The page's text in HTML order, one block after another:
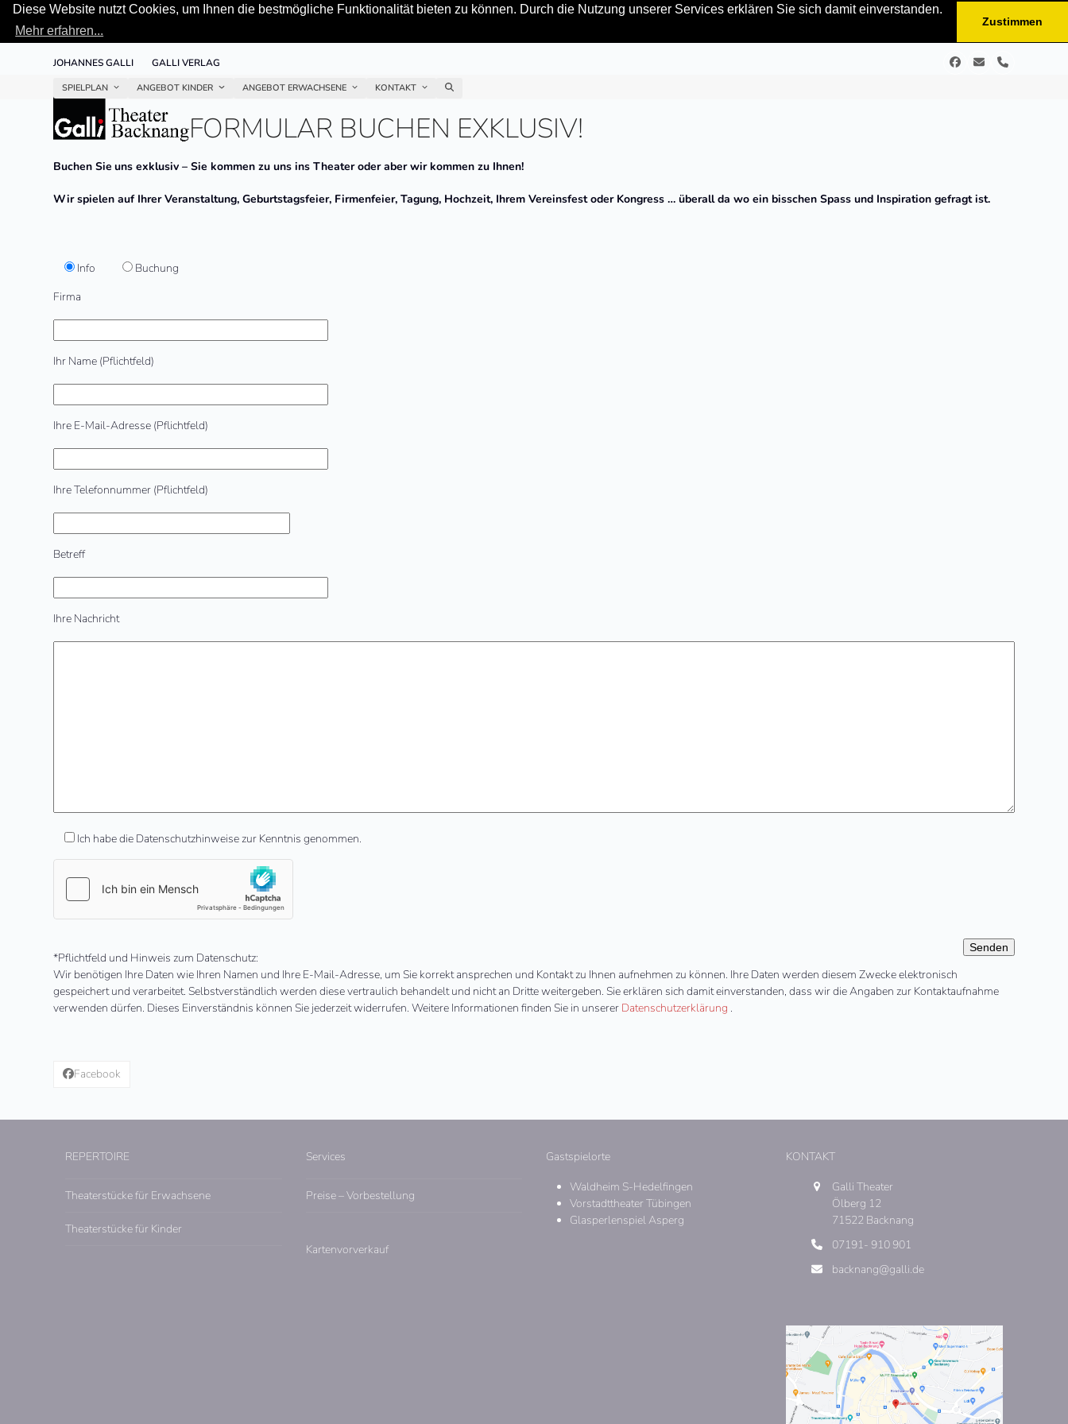
Diese Website nutzt Cookies, um Ihnen die bestmögliche Funktionalität bieten zu können. Durch die Nutzung unserer Services erklären Sie sich damit einverstanden.
Mehr erfahren...
Zustimmen
JOHANNES GALLI GALLI VERLAG Facebook
E- Telefon
SPIELPLAN ANGEBOT KINDER ANGEBOT ERWACHSENE KONTAKT
FORMULAR BUCHEN EXKLUSIV!
Buchen Sie uns exklusiv –Sie kommen zu uns ins Theater oder aber wir kommen zu Ihnen!
Wir spielen auf Ihrer Veranstaltung, Geburtstagsfeier, Firmenfeier, Tagung, Hochzeit, Ihrem Vereinsfest oder Kongress … überall da wo ein bisschen Spass und Inspiration gefragt ist.
Info
Buchung
Firma
Ihr Name (Pflichtfeld)
Ihre E-Mail-Adresse (Pflichtfeld)
Ihre Telefonnummer (Pflichtfeld)
Betreff
Ihre Nachricht
Ich habe die Datenschutzhinweise zur Kenntnis genommen.
lasse
dieses
Feld
leer.
*Pflichtfeld und Hinweis zum Datenschutz:
Wir benötigen Ihre Daten wie Ihren Namen und Ihre E-Mail-Adresse, um Sie korrekt ansprechen und Kontakt zu Ihnen aufnehmen zu können. Ihre Daten werden diesem Zwecke elektronisch
gespeichert und verarbeitet. Selbstverständlich werden diese vertraulich behandelt und nicht an Dritte weitergeben. Sie erklären sich damit einverstanden, dass wir die Angaben zur Kontaktaufnahme
verwenden dürfen. Dieses Einverständnis können Sie jederzeit widerrufen. Weitere Informationen finden Sie in unserer Datenschutzerklärung .
Facebook
REPERTOIRE
Theaterstücke für Erwachsene
Theaterstücke für Kinder
Services
Preise – Vorbestellung
Kartenvorverkauf
Gastspielorte
Waldheim S-Hedelfingen
Vorstadttheater Tübingen
Glasperlenspiel Asperg
KONTAKT
Galli Theater
Ölberg 12
71522 Backnang
07191- 910 901
backnang@galli.de